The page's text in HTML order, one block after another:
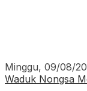
Minggu, 09/08/
Waduk Nongsa